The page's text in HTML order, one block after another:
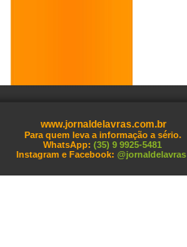
www.jornaldelavras.com.br
Para quem leva a informação a sério.
WhatsApp: (35) 9 9925-5481
Instagram e Facebook: @jornaldelavras